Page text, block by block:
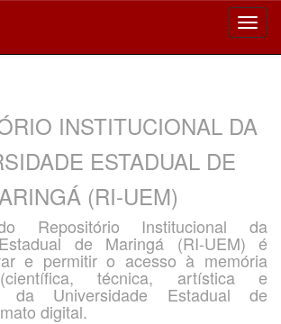
INSTITUCIONAL DA
ESTADUAL DE
(RI-UEM)
Repositório Institucional da
de Maringá (RI-UEM) é
e permitir o acesso à memória
técnica, artística e
da Universidade Estadual de
digital.